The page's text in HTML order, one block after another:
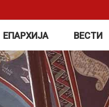
ЕПАРХИЈА ВЕСТИ